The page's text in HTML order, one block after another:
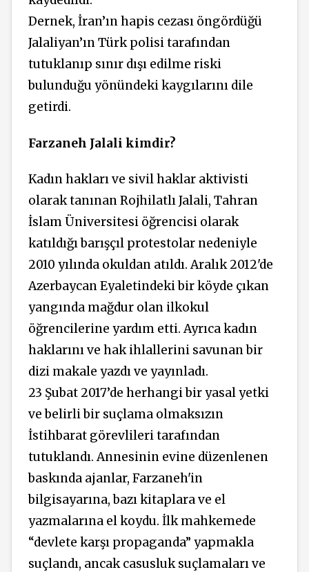
Dernek, İran’ın hapis cezası öngördüğü
Jalaliyan’ın Türk polisi tarafından
tutuklanıp sınır dışı edilme riski
bulunduğu yönündeki kaygılarını dile
getirdi.
Farzaneh Jalali kimdir?
Kadın hakları ve sivil haklar aktivisti
olarak tanınan Rojhilatlı Jalali, Tahran
İslam Üniversitesi öğrencisi olarak
katıldığı barışçıl protestolar nedeniyle
2010 yılında okuldan atıldı. Aralık 2012'de
Azerbaycan Eyaletindeki bir köyde çıkan
yangında mağdur olan ilkokul
öğrencilerine yardım etti. Ayrıca kadın
haklarını ve hak ihlallerini savunan bir
dizi makale yazdı ve yayınladı.
23 Şubat 2017’de herhangi bir yasal yetki
ve belirli bir suçlama olmaksızın
İstihbarat görevlileri tarafından
tutuklandı. Annesinin evine düzenlenen
baskında ajanlar, Farzaneh'in
bilgisayarına, bazı kitaplara ve el
yazmalarına el koydu. İlk mahkemede
“devlete karşı propaganda” yapmakla
suçlandı, ancak casusluk suçlamaları ve